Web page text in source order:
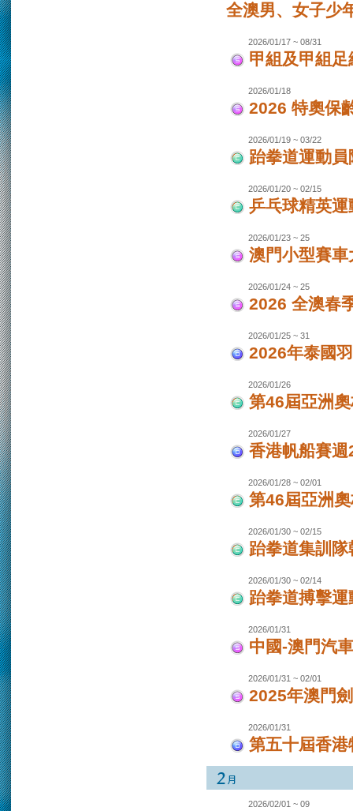
全澳男、女子少
2026/01/17 ~ 08/31
甲組及甲組
2026/01/18
2026 特奧保
2026/01/19 ~ 03/22
跆拳道運動
2026/01/20 ~ 02/15
乒乓球精英
2026/01/23 ~ 25
澳門小型賽
2026/01/24 ~ 25
2026 全澳春
2026/01/25 ~ 31
2026年泰國
2026/01/26
第46屆亞洲
2026/01/27
香港帆船賽
2026/01/28 ~ 02/01
第46屆亞洲
2026/01/30 ~ 02/15
跆拳道集訓
2026/01/30 ~ 02/14
跆拳道搏擊
2026/01/31
中國-澳門汽
2026/01/31 ~ 02/01
2025年澳門
2026/01/31
第五十屆香
2026/02/01 ~ 09